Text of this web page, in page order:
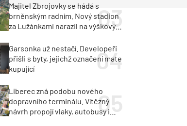
Majitel Zbrojovky se hádá s
brněnským radním. Nový stadion
za Lužánkami narazil na výškový
Garsonka už nestačí. Developeři
přišli s byty, jejichž označení mate
kupující
Liberec zná podobu nového
dopravního terminálu. Vítězný
návrh propojí vlaky, autobusy i